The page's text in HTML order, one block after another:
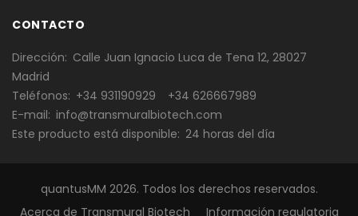
CONTACTO
Dirección Calle Juan Ignacio Luca de Tena 12, 28027
Madrid
Teléfonos +34 931190929
+34 626667989
E-mail info@transmuralbiotech.com
Este producto está disponible 24 horas del día
quantusMM 2026. Todos los derechos reservados.
Acerca de Transmural Biotech
Información regulatoria